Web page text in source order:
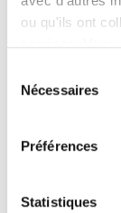
ou qu'ils ont
Nécessaires
Préférences
Statistiques